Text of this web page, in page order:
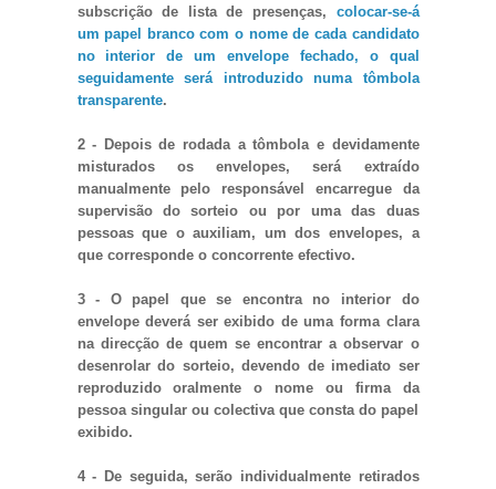
subscrição de lista de presenças, colocar-se-á
um papel branco com o nome de cada candidato
no interior de um envelope fechado, o qual
seguidamente será introduzido numa tômbola
transparente.
2 - Depois de rodada a tômbola e devidamente
misturados os envelopes, será extraído
manualmente pelo responsável encarregue da
supervisão do sorteio ou por uma das duas
pessoas que o auxiliam, um dos envelopes, a
que corresponde o concorrente efectivo.
3 - O papel que se encontra no interior do
envelope deverá ser exibido de uma forma clara
na direcção de quem se encontrar a observar o
desenrolar do sorteio, devendo de imediato ser
reproduzido oralmente o nome ou firma da
pessoa singular ou colectiva que consta do papel
exibido.
4 - De seguida, serão individualmente retirados